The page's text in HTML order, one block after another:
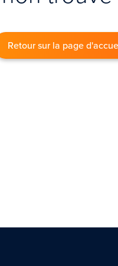
Retour sur la page